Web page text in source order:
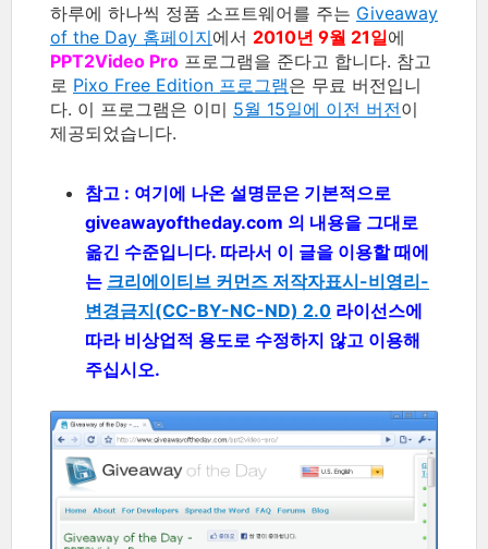
하루에 하나씩 정품 소프트웨어를 주는 Giveaway
of the Day 홈페이지에서 2010년 9월 21일에
PPT2Video Pro 프로그램을 준다고 합니다. 참고
로 Pixo Free Edition 프로그램은 무료 버전입니
다. 이 프로그램은 이미 5월 15일에 이전 버전이
제공되었습니다.
참고 : 여기에 나온 설명문은 기본적으로
giveawayoftheday.com 의 내용을 그대로
옮긴 수준입니다. 따라서 이 글을 이용할 때에
는 크리에이티브 커먼즈 저작자표시-비영리-
변경금지(CC-BY-NC-ND) 2.0 라이선스에
따라 비상업적 용도로 수정하지 않고 이용해
주십시오.